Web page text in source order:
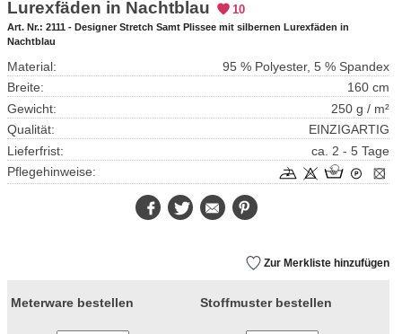
Lurexfäden in Nachtblau
10
Art. Nr.: 2111 - Designer Stretch Samt Plissee mit silbernen Lurexfäden in
Nachtblau
Material:
95 % Polyester, 5 % Spandex
Breite:
160 cm
Gewicht:
250 g / m²
Qualität:
EINZIGARTIG
Lieferfrist:
ca. 2 - 5 Tage
Pflegehinweise:
FacebookTwitter E-
Mail
Zur Merkliste hinzufügen
Meterware bestellen Stoffmuster bestellen